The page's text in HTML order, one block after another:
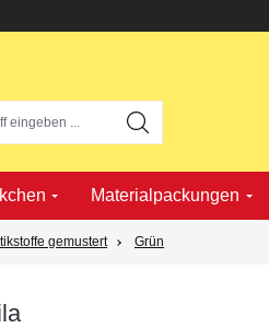
Materialpackungen
gemustert Grün